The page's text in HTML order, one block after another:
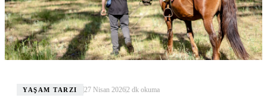
YAŞAM TARZI 27 Nisan 20262 dk okuma